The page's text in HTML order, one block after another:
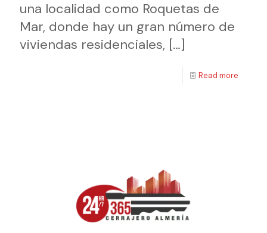
una localidad como Roquetas de
Mar, donde hay un gran número de
viviendas residenciales, […]
Read more